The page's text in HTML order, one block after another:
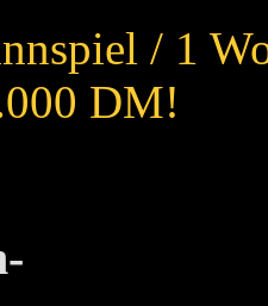
/ 1
DM!